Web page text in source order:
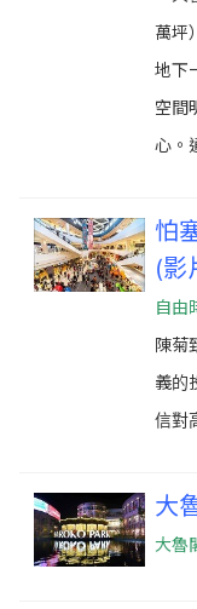
萬坪
地下
空間
心。
怕
(影
自由
陳菊
義的
信對
大
大魯